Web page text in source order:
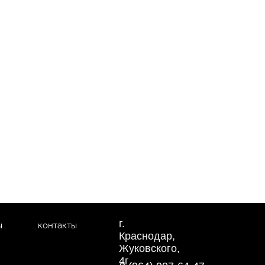
контакты
г.
Краснодар,
Жуковского,
4г